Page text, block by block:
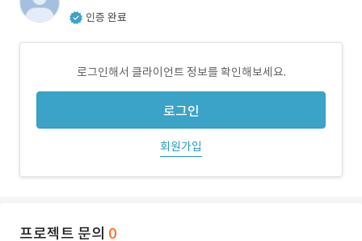
인증 완료
로그인해서 클라이언트 정보를 확인해보세요.
로그인
회원가입
프로젝트 문의 0